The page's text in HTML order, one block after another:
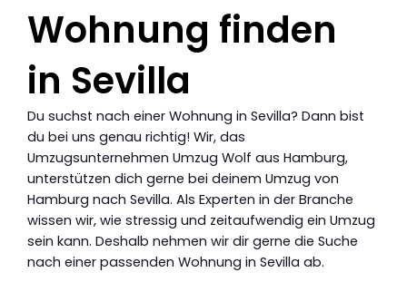
Wohnung finden
in Sevilla
Du suchst nach einer Wohnung in Sevilla? Dann bist
du bei uns genau richtig! Wir, das
Umzugsunternehmen Umzug Wolf aus Hamburg,
unterstützen dich gerne bei deinem Umzug von
Hamburg nach Sevilla. Als Experten in der Branche
wissen wir, wie stressig und zeitaufwendig ein Umzug
sein kann. Deshalb nehmen wir dir gerne die Suche
nach einer passenden Wohnung in Sevilla ab.